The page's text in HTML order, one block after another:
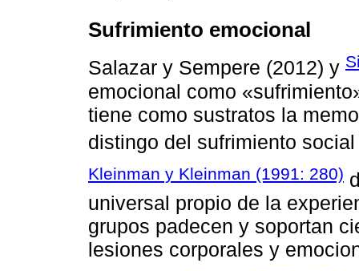
Sufrimiento emocional
Salazar y Sempere (2012) y
emocional como
tiene como sustratos la
distingo del sufrimiento social
Kleinman y Kleinman (1991: 280)
universal propio de la
grupos padecen y soportan
lesiones corporales y